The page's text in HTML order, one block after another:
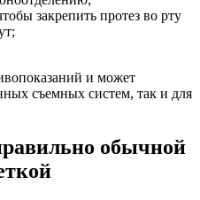
закрепить протез во рту
и может
съемных систем, так и для
обычной